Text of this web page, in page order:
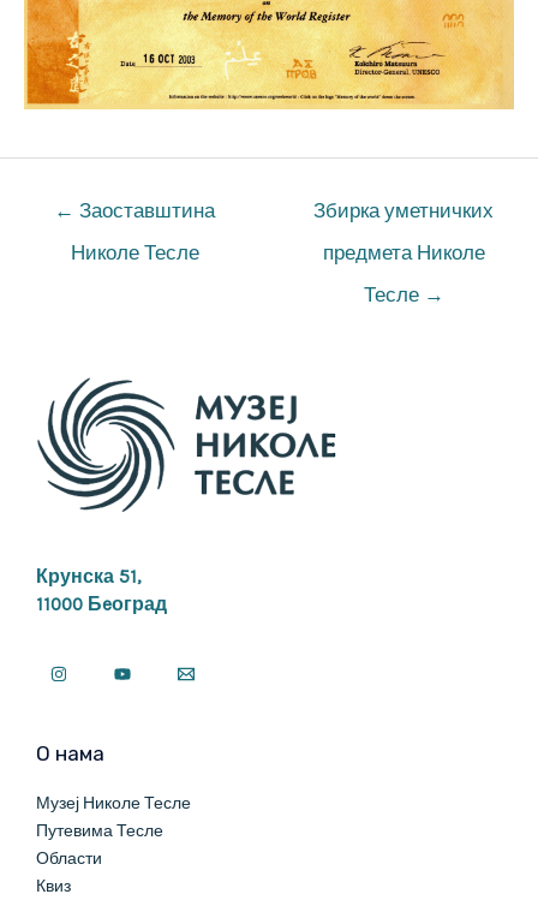
← Заоставштина
Николе Тесле
Збирка уметничких
предмета Николе
Тесле →
Крунска 51,
11000 Бeоград
О нама
Музеј Николе Тесле
Путевима Тесле
Области
Квиз